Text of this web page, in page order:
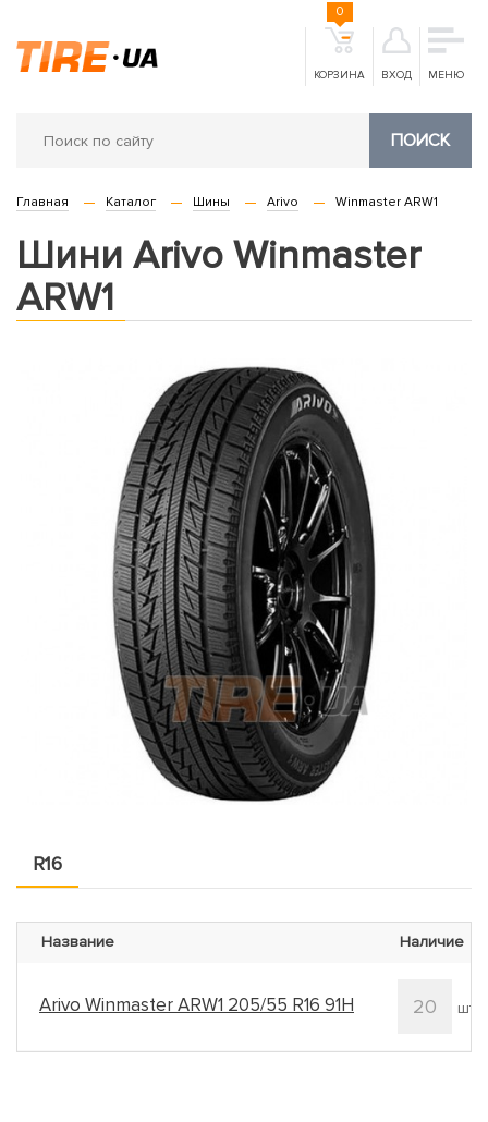
КОРЗИНА
0
ВХОД МЕНЮ
ПОИСК
Главная Каталог Шины Arivo Winmaster ARW1
Шини Arivo Winmaster
ARW1
R16
Название Наличие
Arivo Winmaster ARW1 205/55 R16 91H 20 шт.